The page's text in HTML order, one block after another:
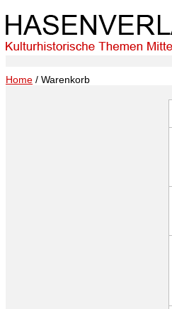
Home / Warenkorb